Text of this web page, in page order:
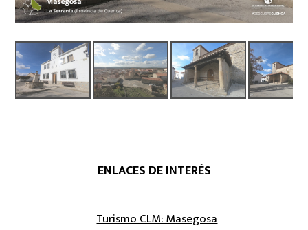
ENLACES DE INTERÉS
Turismo CLM: Masegosa